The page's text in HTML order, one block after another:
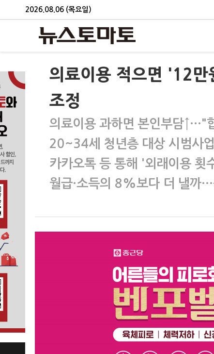
2026.08.06 (목요일)
의료이용 적으면 '12
조정
의료이용 과하면 본인부담↑…"
20~34세 청년층 대상 시범사
카카오톡 등 통해 '외래이용 횟
월급·소득의 8%보다 더 낼까